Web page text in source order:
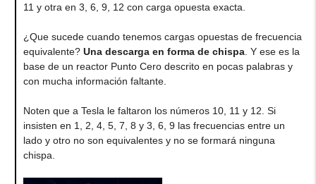
11 y otra en 3, 6, 9, 12 con carga opuesta exacta.
¿Que sucede cuando tenemos cargas opuestas de frecuencia
equivalente? Una descarga en forma de chispa. Y ese es la
base de un reactor Punto Cero descrito en pocas palabras y
con mucha información faltante.
Noten que a Tesla le faltaron los números 10, 11 y 12. Si
insisten en 1, 2, 4, 5, 7, 8 y 3, 6, 9 las frecuencias entre un
lado y otro no son equivalentes y no se formará ninguna
chispa.